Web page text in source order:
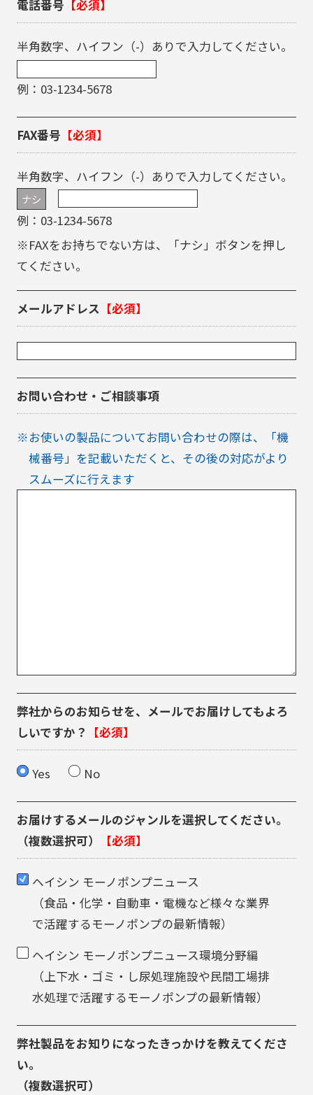
電話番号 【必須】
半角数字、ハイフン（-）ありで入力してください。
例：03-1234-5678
FAX番号 【必須】
半角数字、ハイフン（-）ありで入力してください。
ナシ
例：03-1234-5678
※FAXをお持ちでない方は、「ナシ」ボタンを押し
てください。
メールアドレス 【必須】
お問い合わせ・ ご相談事項
※お使いの製品についてお問い合わせの際は、「機
械番号」を記載いただくと、その後の対応がより
スムーズに行えます
弊社からのお知らせを、 メールでお届けしてもよろ
しいですか？
【必須】
Yes No
お届けするメールのジャンルを選択してください。
（複数選択可）
【必須】
ヘイシン モーノポンプニュース
（食品・化学・自動車・電機など様々な業界
で活躍するモーノポンプの最新情報）
ヘイシン モーノポンプニュース環境分野編
（上下水・ゴミ・し尿処理施設や民間工場排
水処理で活躍するモーノポンプの最新情報）
弊社製品をお知りになったきっかけを教えてくださ
い。
（複数選択可）